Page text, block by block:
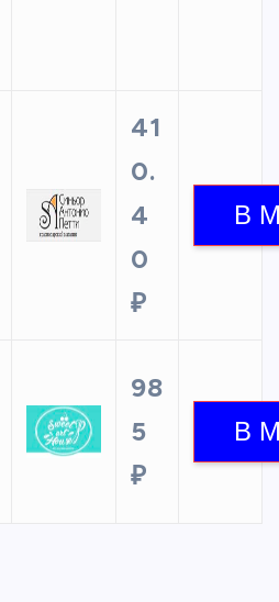
41
0.
4
0
₽
98
5
₽